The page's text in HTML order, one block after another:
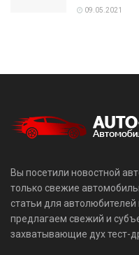
09.05.2021
Вы посетили новостной
только свежие
статьи для
предлагаем свежий и
захватывающие дух тест-